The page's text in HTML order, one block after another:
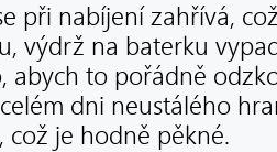
při nabíjení zahřívá,
výdrž na baterku
abych to pořádně
dni neustálého
což je hodně pěkné.